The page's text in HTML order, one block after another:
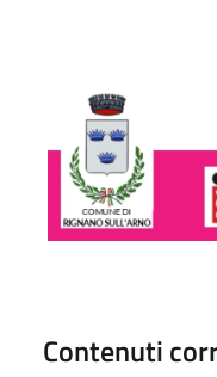
Contenuti